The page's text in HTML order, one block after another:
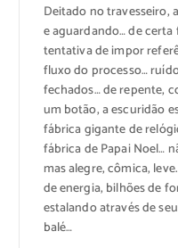
Deitado no travesseiro,
e aguardando… de
tentativa de impor
fluxo do processo…
fechados… de repente,
um botão, a escuridão
fábrica gigante de
fábrica de Papai Noel…
mas alegre, cômica,
de energia, bilhões de
estalando através de
balé…